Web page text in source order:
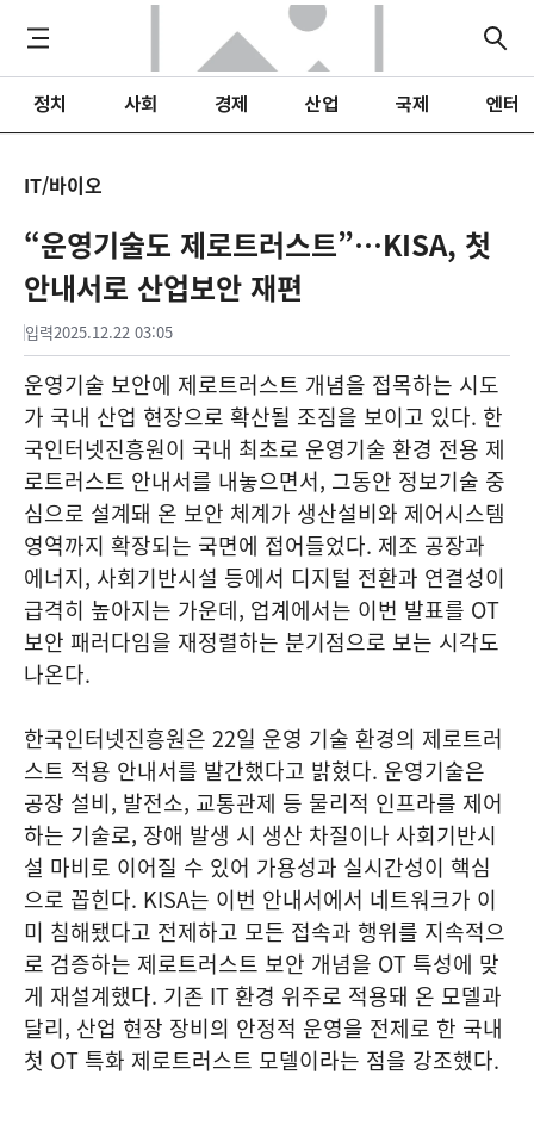
정치 사회 경제 산업 국제 엔터
IT/바이오
“운영기술도 제로트러스트”…KISA, 첫
안내서로 산업보안 재편
입력2025.12.22 03:05
운영기술 보안에 제로트러스트 개념을 접목하는 시도
가 국내 산업 현장으로 확산될 조짐을 보이고 있다. 한
국인터넷진흥원이 국내 최초로 운영기술 환경 전용 제
로트러스트 안내서를 내놓으면서, 그동안 정보기술 중
심으로 설계돼 온 보안 체계가 생산설비와 제어시스템
영역까지 확장되는 국면에 접어들었다. 제조 공장과
에너지, 사회기반시설 등에서 디지털 전환과 연결성이
급격히 높아지는 가운데, 업계에서는 이번 발표를 OT
보안 패러다임을 재정렬하는 분기점으로 보는 시각도
나온다.
한국인터넷진흥원은 22일 운영 기술 환경의 제로트러
스트 적용 안내서를 발간했다고 밝혔다. 운영기술은
공장 설비, 발전소, 교통관제 등 물리적 인프라를 제어
하는 기술로, 장애 발생 시 생산 차질이나 사회기반시
설 마비로 이어질 수 있어 가용성과 실시간성이 핵심
으로 꼽힌다. KISA는 이번 안내서에서 네트워크가 이
미 침해됐다고 전제하고 모든 접속과 행위를 지속적으
로 검증하는 제로트러스트 보안 개념을 OT 특성에 맞
게 재설계했다. 기존 IT 환경 위주로 적용돼 온 모델과
달리, 산업 현장 장비의 안정적 운영을 전제로 한 국내
첫 OT 특화 제로트러스트 모델이라는 점을 강조했다.